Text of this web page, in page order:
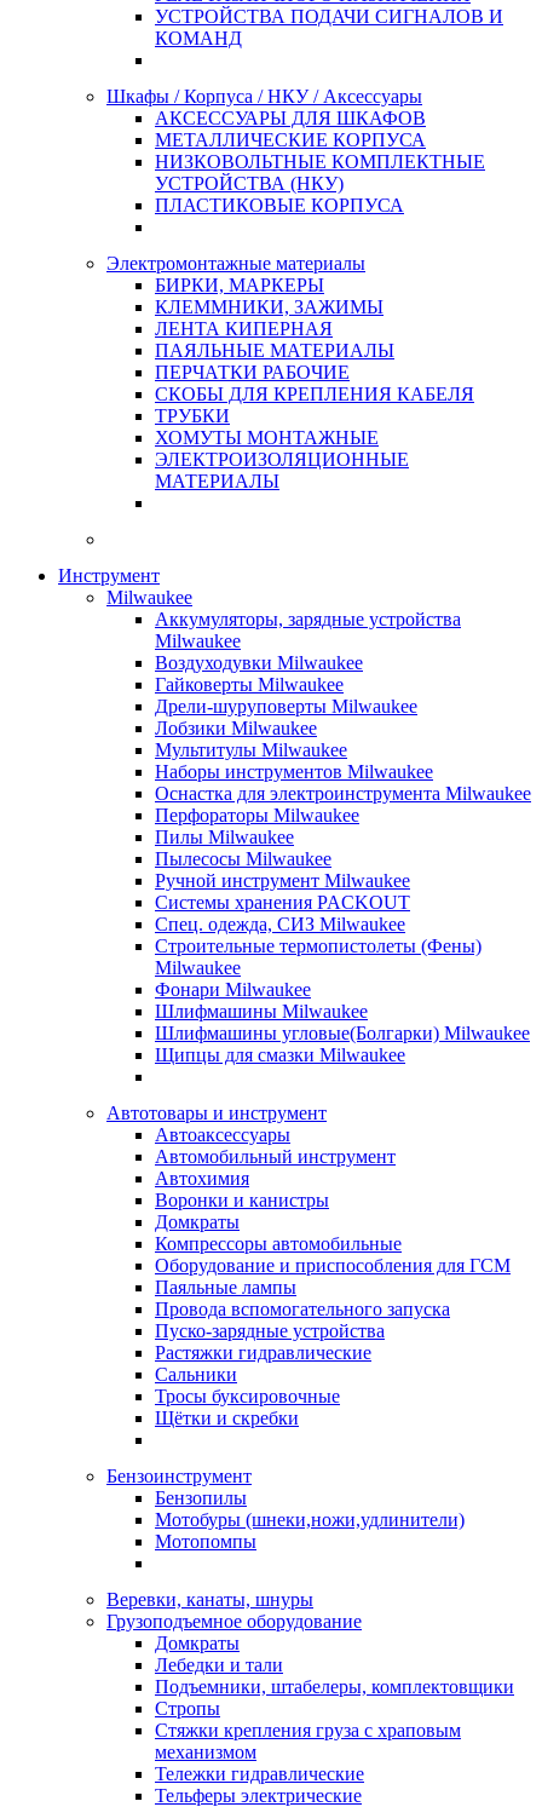
УСТРОЙСТВА ПОДАЧИ СИГНАЛОВ И
КОМАНД
Шкафы / Корпуса / НКУ / Аксессуары
АКСЕССУАРЫ ДЛЯ ШКАФОВ
МЕТАЛЛИЧЕСКИЕ КОРПУСА
НИЗКОВОЛЬТНЫЕ КОМПЛЕКТНЫЕ
УСТРОЙСТВА (НКУ)
ПЛАСТИКОВЫЕ КОРПУСА
Электромонтажные материалы
БИРКИ, МАРКЕРЫ
КЛЕММНИКИ, ЗАЖИМЫ
ЛЕНТА КИПЕРНАЯ
ПАЯЛЬНЫЕ МАТЕРИАЛЫ
ПЕРЧАТКИ РАБОЧИЕ
СКОБЫ ДЛЯ КРЕПЛЕНИЯ КАБЕЛЯ
ТРУБКИ
ХОМУТЫ МОНТАЖНЫЕ
ЭЛЕКТРОИЗОЛЯЦИОННЫЕ
МАТЕРИАЛЫ
Инструмент
Milwaukee
Аккумуляторы, зарядные устройства
Milwaukee
Воздуходувки Milwaukee
Гайковерты Milwaukee
Дрели-шуруповерты Milwaukee
Лобзики Milwaukee
Мультитулы Milwaukee
Наборы инструментов Milwaukee
Оснастка для электроинструмента Milwaukee
Перфораторы Milwaukee
Пилы Milwaukee
Пылесосы Milwaukee
Ручной инструмент Milwaukee
Системы хранения PACKOUT
Спец. одежда, СИЗ Milwaukee
Строительные термопистолеты (Фены)
Milwaukee
Фонари Milwaukee
Шлифмашины Milwaukee
Шлифмашины угловые(Болгарки) Milwaukee
Щипцы для смазки Milwaukee
Автотовары и инструмент
Автоаксессуары
Автомобильный инструмент
Автохимия
Воронки и канистры
Домкраты
Компрессоры автомобильные
Оборудование и приспособления для ГСМ
Паяльные лампы
Провода вспомогательного запуска
Пуско-зарядные устройства
Растяжки гидравлические
Сальники
Тросы буксировочные
Щётки и скребки
Бензоинструмент
Бензопилы
Мотобуры (шнеки,ножи,удлинители)
Мотопомпы
Веревки, канаты, шнуры
Грузоподъемное оборудование
Домкраты
Лебедки и тали
Подъемники, штабелеры, комплектовщики
Стропы
Стяжки крепления груза с храповым
механизмом
Тележки гидравлические
Тельферы электрические